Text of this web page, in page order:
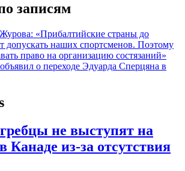
записям
«Прибалтийские страны до
допускать наших спортсменов. Поэтому
право на организацию состязаний»
о переходе Эдуарда Сперцяна в
не выступят на
Канаде из-за отсутствия